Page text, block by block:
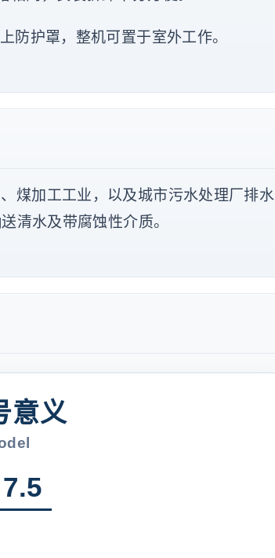
防护罩，整机可置于室外工作。
煤加工工业，以及城市污水处理厂排水
清水及带腐蚀性介质。
意义
7.5